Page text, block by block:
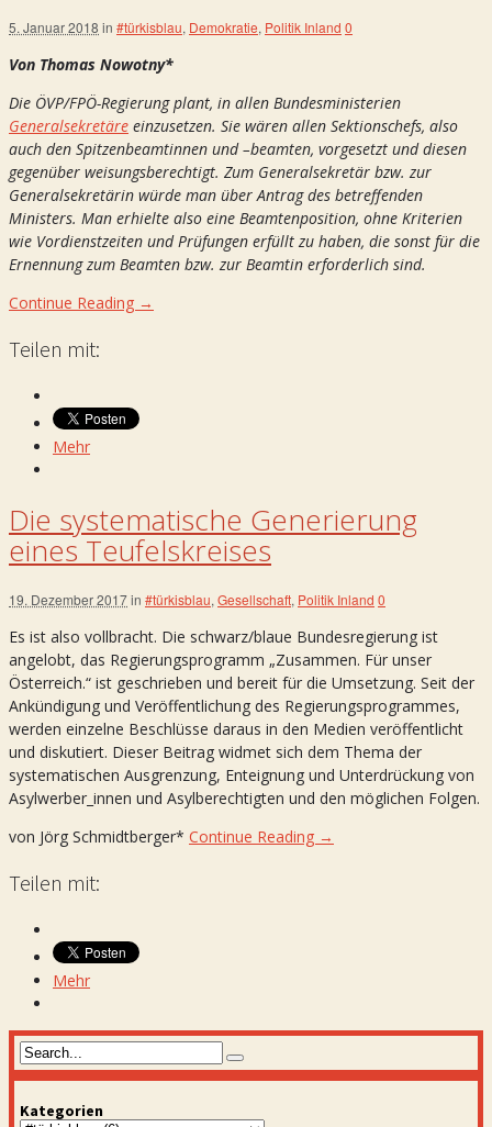
5. Januar 2018 in #türkisblau, Demokratie, Politik Inland 0
Von Thomas Nowotny*
Die ÖVP/FPÖ-Regierung plant, in allen Bundesministerien
Generalsekretäre einzusetzen. Sie wären allen Sektionschefs, also
auch den Spitzenbeamtinnen und –beamten, vorgesetzt und diesen
gegenüber weisungsberechtigt. Zum Generalsekretär bzw. zur
Generalsekretärin würde man über Antrag des betreffenden
Ministers. Man erhielte also eine Beamtenposition, ohne Kriterien
wie Vordienstzeiten und Prüfungen erfüllt zu haben, die sonst für die
Ernennung zum Beamten bzw. zur Beamtin erforderlich sind.
Continue Reading →
Teilen mit:
Mehr
Die systematische Generierung
eines Teufelskreises
19. Dezember 2017in #türkisblau, Gesellschaft, Politik Inland 0
Es ist also vollbracht. Die schwarz/blaue Bundesregierung ist
angelobt, das Regierungsprogramm „Zusammen. Für unser
Österreich.“ ist geschrieben und bereit für die Umsetzung. Seit der
Ankündigung und Veröffentlichung des Regierungsprogrammes,
werden einzelne Beschlüsse daraus in den Medien veröffentlicht
und diskutiert. Dieser Beitrag widmet sich dem Thema der
systematischen Ausgrenzung, Enteignung und Unterdrückung von
Asylwerber_innen und Asylberechtigten und den möglichen Folgen.
von Jörg Schmidtberger* Continue Reading →
Teilen mit:
Mehr
Kategorien